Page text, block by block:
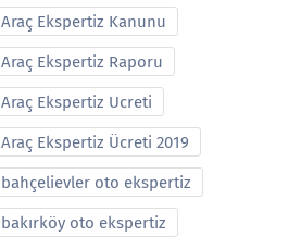
Araç Ekspertiz Kanunu
Araç Ekspertiz Raporu
Araç Ekspertiz Ucreti
Araç Ekspertiz Ücreti 2019
bahçelievler oto ekspertiz
bakırköy oto ekspertiz